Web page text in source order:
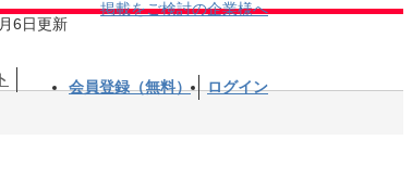
6日更新
掲載をご検討の企業様へ
会員登録（無料） ログイン